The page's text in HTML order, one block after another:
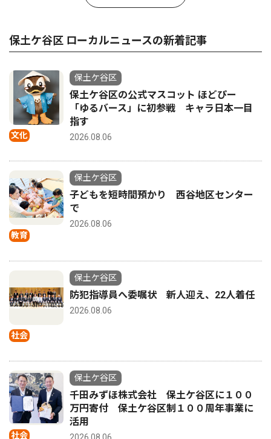
保土ケ谷区 ローカルニュースの新着記事
文化
保土ケ谷区
保土ケ谷区の公式マスコット ほどぴー
「ゆるバース」に初参戦 キャラ日本一目
指す
2026.08.06
教育
保土ケ谷区
子どもを短時間預かり 西谷地区センター
で
2026.08.06
社会
保土ケ谷区
防犯指導員へ委嘱状 新人迎え、22人着任
2026.08.06
社会
保土ケ谷区
千田みずほ株式会社 保土ケ谷区に１００
万円寄付 保土ケ谷区制１００周年事業に
活用